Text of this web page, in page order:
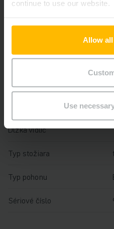
continue to use our website.
Allow
Use
Nosnosť
Dĺžka vidlíc
Typ stožiara
Typ pohonu
Sériové číslo